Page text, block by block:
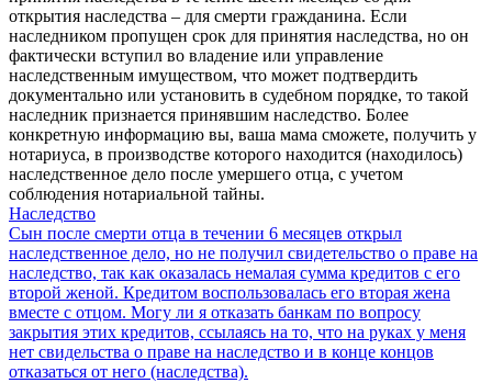
открытия наследства – для смерти гражданина. Если
наследником пропущен срок для принятия наследства, но он
фактически вступил во владение или управление
наследственным имуществом, что может подтвердить
документально или установить в судебном порядке, то такой
наследник признается принявшим наследство. Более
конкретную информацию вы, ваша мама сможете, получить у
нотариуса, в производстве которого находится (находилось)
наследственное дело после умершего отца, с учетом
соблюдения нотариальной тайны.
Наследство
Сын после смерти отца в течении 6 месяцев открыл
наследственное дело, но не получил свидетельство о праве на
наследство, так как оказалась немалая сумма кредитов с его
второй женой. Кредитом воспользовалась его вторая жена
вместе с отцом. Могу ли я отказать банкам по вопросу
закрытия этих кредитов, ссылаясь на то, что на руках у меня
нет свидельства о праве на наследство и в конце концов
отказаться от него (наследства).